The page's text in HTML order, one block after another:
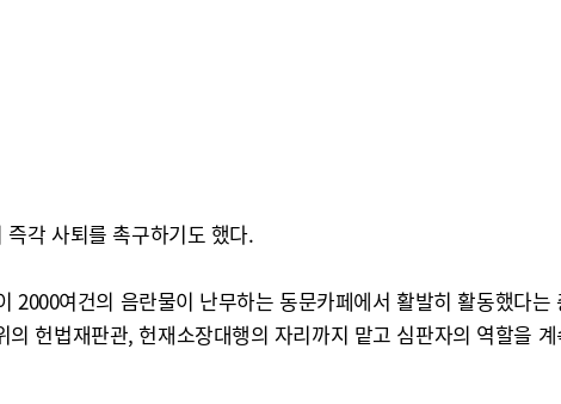
각 사퇴를 촉구하기도 했다.
여건의 음란물이 난무하는 동문카페에서 활발히 활동했다
헌법재판관, 헌재소장대행의 자리까지 맡고 심판자의 역할을